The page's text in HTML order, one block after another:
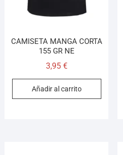
CAMISETA MANGA CORTA
155 GR NE
3,95 €
Añadir al carrito